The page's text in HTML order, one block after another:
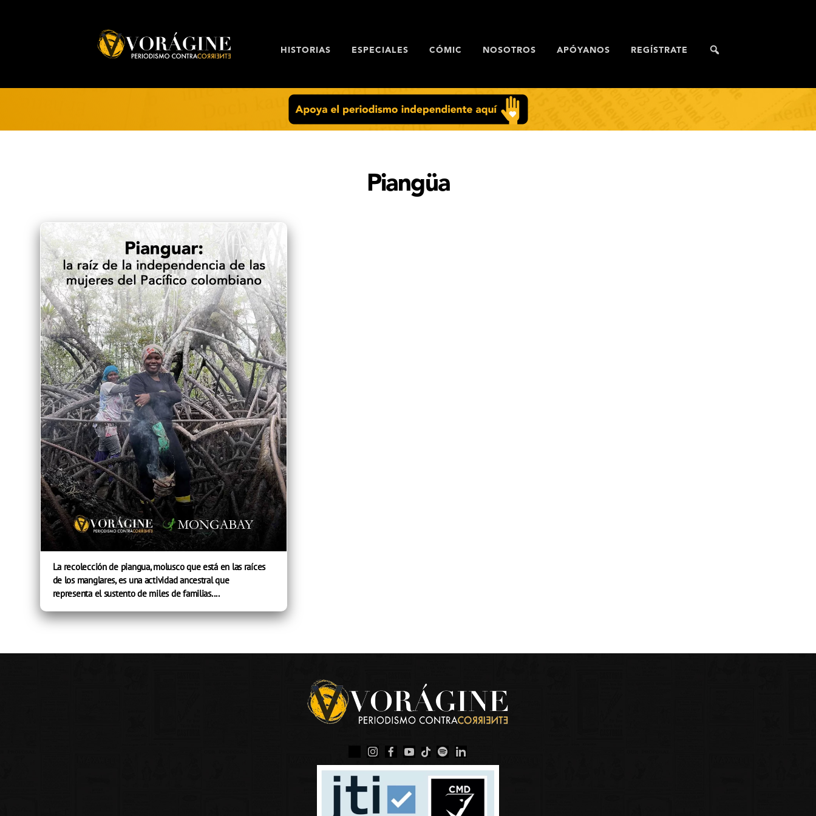
HISTORIAS ESPECIALES CÓMIC NOSOTROS APÓYANOS REGÍSTRATE
Piangüa
La recolección de piangua, molusco que está en las raíces
de los manglares, es una actividad ancestral que
representa el sustento de miles de familias....